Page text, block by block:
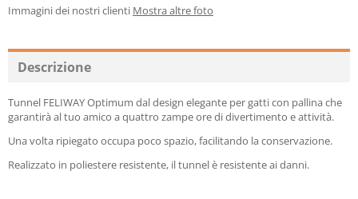
Immagini dei nostri clienti Mostra altre foto
Descrizione
Tunnel FELIWAY Optimum dal design elegante per gatti con pallina che
garantirà al tuo amico a quattro zampe ore di divertimento e attività.
Una volta ripiegato occupa poco spazio, facilitando la conservazione.
Realizzato in poliestere resistente, il tunnel è resistente ai danni.